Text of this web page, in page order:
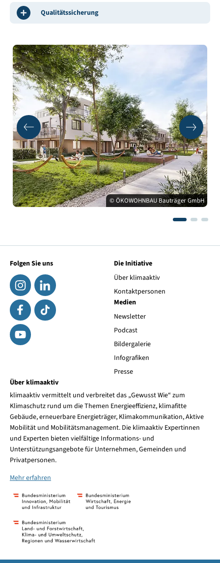
Qualitätssicherung
© ÖKOWOHNBAU Bauträger GmbH
Folgen Sie uns
Die Initiative
Über klimaaktiv
Kontaktpersonen
Medien
Newsletter
Podcast
Bildergalerie
Infografiken
Presse
Über klimaaktiv
klimaaktiv vermittelt und verbreitet das „Gewusst Wie“ zum
Klimaschutz rund um die Themen Energieeffizienz, klimafitte
Gebäude, erneuerbare Energieträger, Klimakommunikation, Aktive
Mobilität und Mobilitätsmanagement. Die klimaaktiv Expertinnen
und Experten bieten vielfältige Informations- und
Unterstützungsangebote für Unternehmen, Gemeinden und
Privatpersonen.
Mehr erfahren